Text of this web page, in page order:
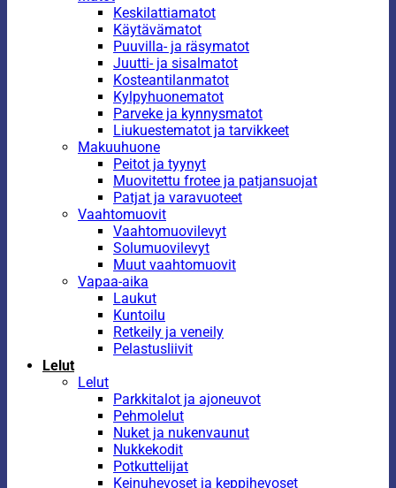
Keskilattiamatot
Käytävämatot
Puuvilla- ja räsymatot
Juutti- ja sisalmatot
Kosteantilanmatot
Kylpyhuonematot
Parveke ja kynnysmatot
Liukuestematot ja tarvikkeet
Makuuhuone
Peitot ja tyynyt
Muovitettu frotee ja patjansuojat
Patjat ja varavuoteet
Vaahtomuovit
Vaahtomuovilevyt
Solumuovilevyt
Muut vaahtomuovit
Vapaa-aika
Laukut
Kuntoilu
Retkeily ja veneily
Pelastusliivit
Lelut
Lelut
Parkkitalot ja ajoneuvot
Pehmolelut
Nuket ja nukenvaunut
Nukkekodit
Potkuttelijat
Keinuhevoset ja keppihevoset